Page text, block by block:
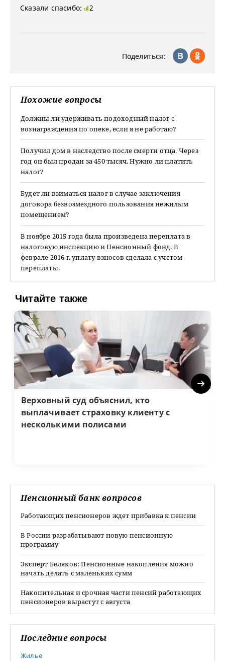
Сказали спасибо: 2
Поделиться:
Похожие вопросы
Должны ли удерживать подоходный налог с
вознаграждения по опеке, если я не работаю?
Получил дом в наследство после смерти отца. Через
год он был продан за 450 тысяч. Нужно ли платить
налог?
Будет ли взиматься налог в случае заключения
договора безвозмездного пользования нежилым
помещением?
В ноябре 2015 года была произведена переплата в
налоговую инспекцию и Пенсионный фонд. В
феврале 2016 г. уплату взносов сделала с учетом
переплаты.
Читайте также
Верховный суд объяснил, кто
выплачивает страховку клиенту с
несколькими полисами
Next
Пенсионный банк вопросов
Работающих пенсионеров ждет прибавка к пенсии
В России разрабатывают новую пенсионную
программу
Эксперт Беляков: Пенсионные накопления можно
начать делать с маленьких сумм
Накопительная и срочная части пенсий работающих
пенсионеров вырастут с августа
Последние вопросы
Жилье